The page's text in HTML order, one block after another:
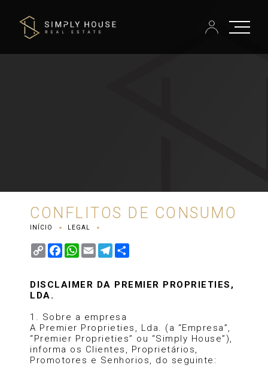
CONFLITOS DE CONSUMO
INÍCIO LEGAL
Copy
Link
Facebook
WhatsApp
EmailTelegram
DISCLAIMER DA PREMIER PROPRIETIES,
LDA.
1. Sobre a empresa
A Premier Proprieties, Lda. (a “Empresa”,
“Premier Proprieties” ou “Simply House”),
informa os Clientes, Proprietários,
Promotores e Senhorios, do seguinte: